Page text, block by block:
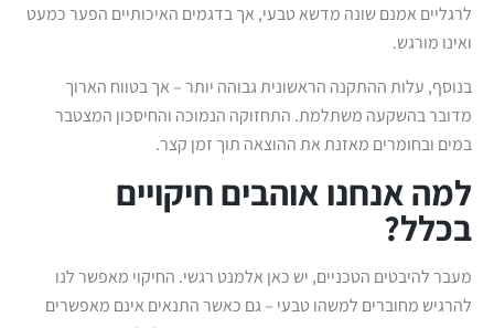
לרגליים אמנם שונה מדשא טבעי, אך בדגמים האיכותיים הפער כמעט
ואינו מורגש.
בנוסף, עלות ההתקנה הראשונית גבוהה יותר – אך בטווח הארוך
מדובר בהשקעה משתלמת. התחזוקה הנמוכה והחיסכון המצטבר
במים ובחומרים מאזנת את ההוצאה תוך זמן קצר.
למה אנחנו אוהבים חיקויים
בכלל?
מעבר להיבטים הטכניים, יש כאן אלמנט רגשי. החיקוי מאפשר לנו
להרגיש מחוברים למשהו טבעי – גם כאשר התנאים אינם מאפשרים